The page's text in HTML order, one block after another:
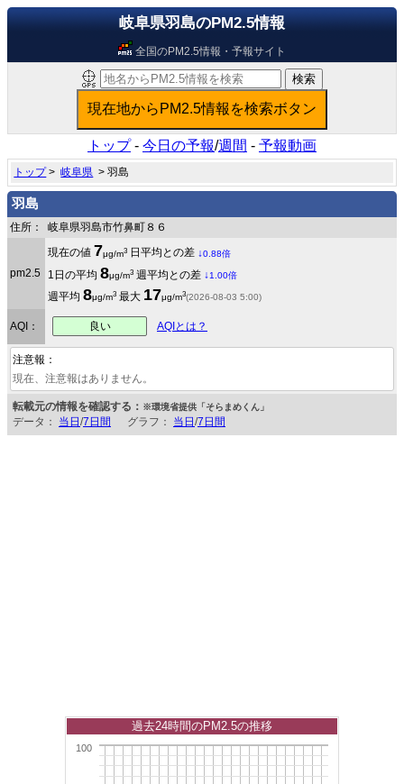
岐阜県羽島のPM2.5情報
全国のPM2.5情報・予報サイト
トップ- 今日の予報/週間 - 予報動画
トップ>岐阜県 > 羽島
羽島
住所： 岐阜県羽島市竹鼻町８６
pm2.5
現在の値 7μg/m3 日平均との差 ↓0.88倍
1日の平均 8μg/m3 週平均との差 ↓1.00倍
週平均 8μg/m3 最大 17μg/m3(2026-08-03 5:00)
AQI： 良い AQIとは？
注意報：
現在、注意報はありません。
転載元の情報を確認する： ※環境省提供「そらまめくん」
データ： 当日 /7日間 グラフ： 当日 /7日間
100
過去24時間のPM2.5の推移